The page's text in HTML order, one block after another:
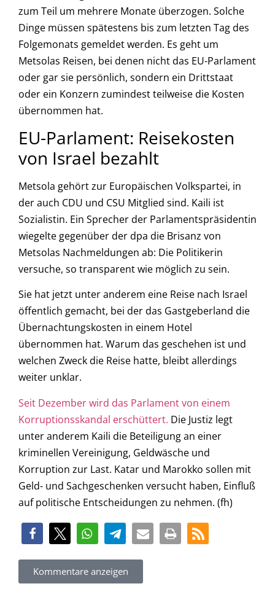
zum Teil um mehrere Monate überzogen. Solche
Dinge müssen spätestens bis zum letzten Tag des
Folgemonats gemeldet werden. Es geht um
Metsolas Reisen, bei denen nicht das EU-Parlament
oder gar sie persönlich, sondern ein Drittstaat
oder ein Konzern zumindest teilweise die Kosten
übernommen hat.
EU-Parlament: Reisekosten
von Israel bezahlt
Metsola gehört zur Europäischen Volkspartei, in
der auch CDU und CSU Mitglied sind. Kaili ist
Sozialistin. Ein Sprecher der Parlamentspräsidentin
wiegelte gegenüber der dpa die Brisanz von
Metsolas Nachmeldungen ab: Die Politikerin
versuche, so transparent wie möglich zu sein.
Sie hat jetzt unter anderem eine Reise nach Israel
öffentlich gemacht, bei der das Gastgeberland die
Übernachtungskosten in einem Hotel
übernommen hat. Warum das geschehen ist und
welchen Zweck die Reise hatte, bleibt allerdings
weiter unklar.
Seit Dezember wird das Parlament von einem
Korruptionsskandal erschüttert. Die Justiz legt
unter anderem Kaili die Beteiligung an einer
kriminellen Vereinigung, Geldwäsche und
Korruption zur Last. Katar und Marokko sollen mit
Geld- und Sachgeschenken versucht haben, Einfluß
auf politische Entscheidungen zu nehmen. (fh)
Kommentare anzeigen